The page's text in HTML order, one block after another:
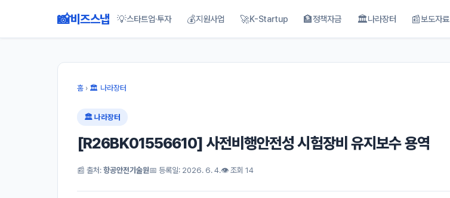
📸비즈스냅 💡스타트업·투자 💰지원사업 🚀K-Startup 🏦정책자금 🏛나라장터 📰보도자료
홈 › 🏛 나라장터
🏛 나라장터
[R26BK01556610] 사전비행안전성 시험장비 유지보수 용역
📰 출처: 항공안전기술원📅 등록일: 2026. 6. 4.👁 조회 14